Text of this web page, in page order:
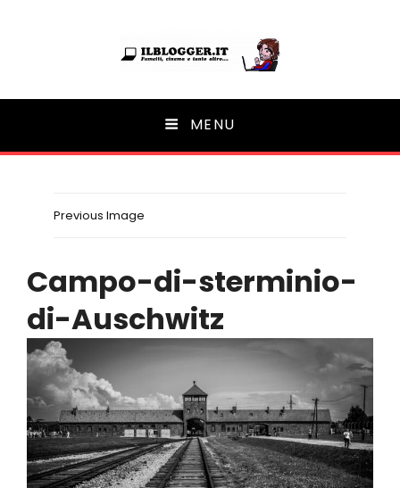
Ilblogger.it
Il portalino di blog | MENU
Previous Image
Campo-di-sterminio-
di-Auschwitz